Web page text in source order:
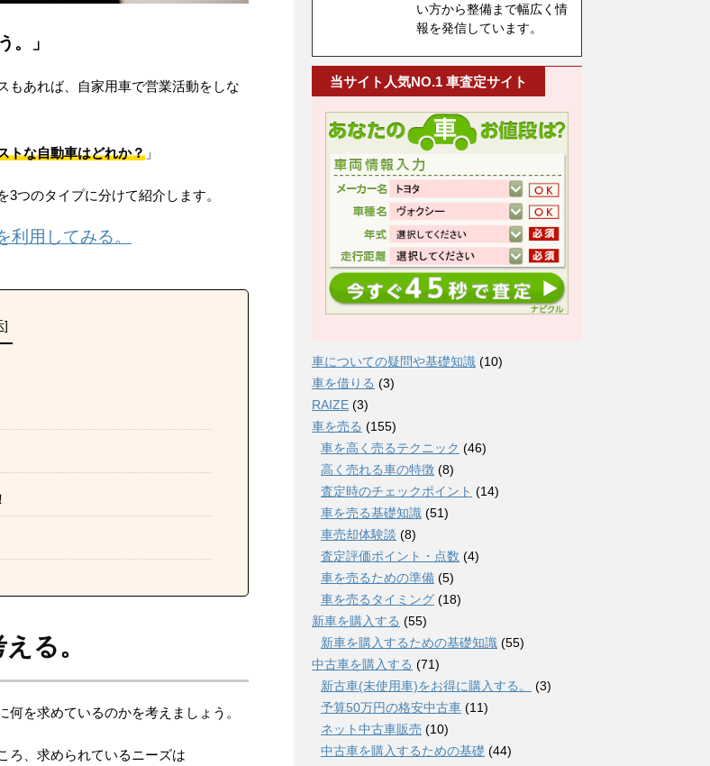
。」
もあれば、自家用車で営業活動をしな
トな自動車はどれか？ 」
つのタイプに分けて紹介します。
利用してみる。
]
る。
を求めているのかを考えましょう。
ろ、求められているニーズは
い方から整備まで幅広く情
報を発信しています。
当サイト人気NO.1 車査定サイト
車についての疑問や基礎知識 (10)
車を借りる (3)
RAIZE (3)
車を売る (155)
車を高く売るテクニック (46)
高く売れる車の特徴 (8)
査定時のチェックポイント (14)
車を売る基礎知識 (51)
車売却体験談 (8)
査定評価ポイント・点数 (4)
車を売るための準備 (5)
車を売るタイミング (18)
新車を購入する (55)
新車を購入するための基礎知識 (55)
中古車を購入する (71)
新古車(未使用車)をお得に購入する。
(3)
予算50万円の格安中古車 (11)
ネット中古車販売 (10)
中古車を購入するための基礎 (44)